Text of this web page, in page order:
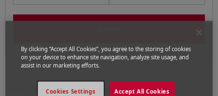
Flüge
Flüge nach Kenia
By clicking “Accept All Cookies”, you agree to the storing of cookies
on your device to enhance site navigation, analyze site usage, and
assist in our marketing efforts.
Accept All Cookies
Cookies Settings